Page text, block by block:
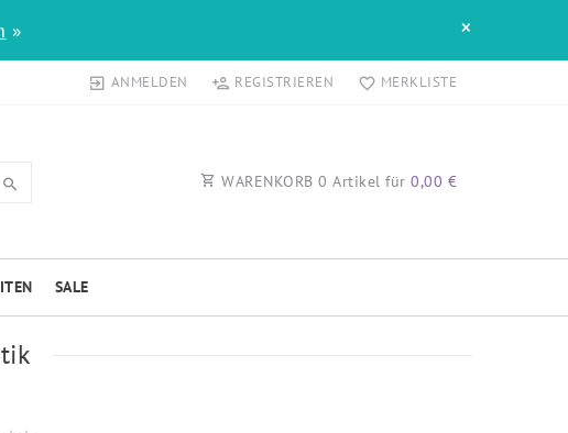
» ×
ANMELDEN REGISTRIEREN MERKLISTE
WARENKORB 0 Artikel für 0,00 €
SALE